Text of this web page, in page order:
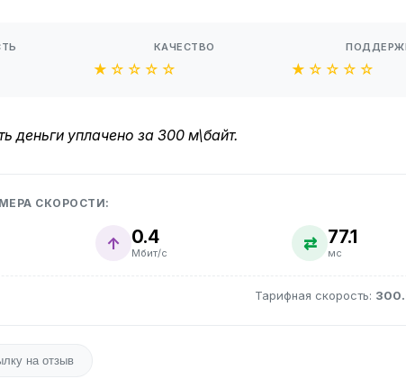
КАЧЕСТВО
★☆☆☆☆ ★☆☆☆☆
деньги уплачено за 300 м\байт.
СКОРОСТИ:
↑ 0.4
Мбит/с ⇄ 77.1
мс
Тарифная скорость:
на отзыв